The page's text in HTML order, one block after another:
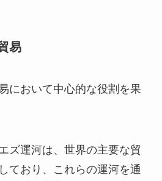
易
において中心的な役割を果
ズ運河は、世界の主要な貿
ており、これらの運河を通